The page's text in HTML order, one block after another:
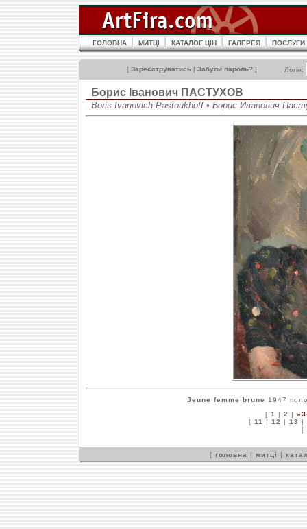
ГОЛОВНА МИТЦІ КАТАЛОГ ЦІН ГАЛЕРЕЯ ПОСЛУГИ
[ Зареєструватись | Забули пароль? ] Логін:
Борис Іванович ПАСТУХОВ
Boris Ivanovich Pastoukhoff • Борис Иванович
Jeune femme brune
1947
[ 1 | 2 |
[ 11 | 12 | 13 |
[
[ головна | митці |